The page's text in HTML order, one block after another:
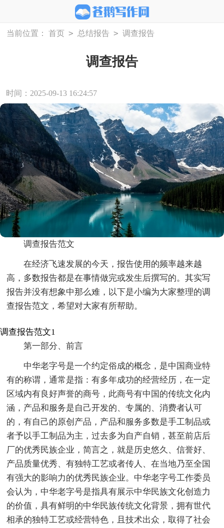
当前位置： 首页 > 总结报告 > 调查报告
调查报告
时间：2025-09-13 16:24:57
调查报告范文
在经济飞速发展的今天，报告使用的频率越来越
高，多数报告都是在事情做完或发生后撰写的。其实写
报告并没有想象中那么难，以下是小编为大家整理的调
查报告范文，希望对大家有所帮助。
调查报告范文1
第一部分、前言
中华老字号是一个约定俗成的概念，是中国商业特
有的称谓，通常是指：有多年成功的经营经历，在一定
区域内有良好声誉的商号，此商号有中国的传统文化内
涵，产品和服务是自己开发的、专属的、消费者认可
的，有自己的原创产品，产品和服务多数是手工制品或
者予以手工制品为主，过去多为自产自销，甚至前店后
厂的优秀民族企业，简言之，就是历史悠久、信誉好、
产品质量优秀、有独特工艺或者传人、在当地乃至全国
有强大的影响力的优秀民族企业。中华老字号工作委员
会认为，中华老字号是指具有展示中华民族文化创造力
的价值，具有鲜明的中华民族传统文化背景，拥有世代
相承的独特工艺或经营特色，且技术出众，取得了社会